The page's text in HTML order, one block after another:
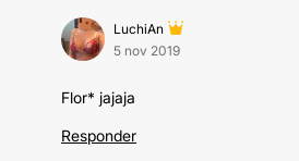
LuchiAn
5 nov 2019
Flor* jajaja
Responder